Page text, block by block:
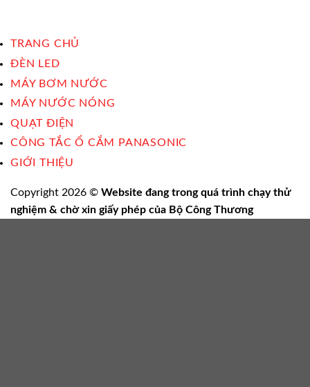
TRANG CHỦ
ĐÈN LED
MÁY BƠM NƯỚC
MÁY NƯỚC NÓNG
QUẠT ĐIỆN
CÔNG TẮC Ổ CẮM PANASONIC
GIỚI THIỆU
Copyright 2026 © Website đang trong quá trình chạy thử
nghiệm & chờ xin giấy phép của Bộ Công Thương